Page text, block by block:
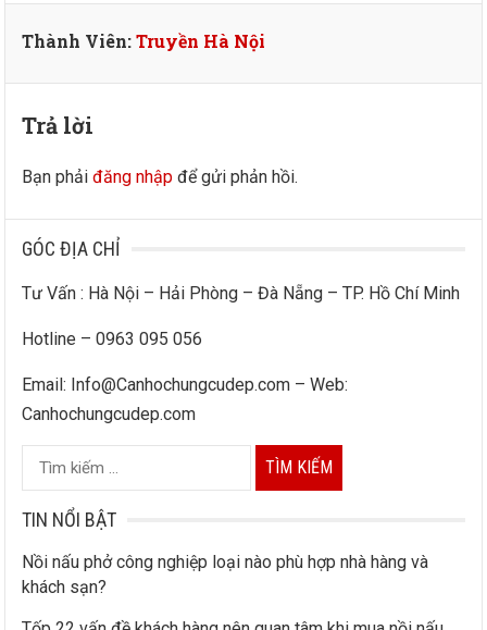
Thành Viên:Truyền Hà Nội
Trả lời
Bạn phảiđăng nhập để gửi phản hồi.
GÓC ĐỊA CHỈ
Tư Vấn : Hà Nội – Hải Phòng – Đà Nẵng – TP. Hồ Chí Minh
Hotline – 0963 095 056
Email: Info@Canhochungcudep.com – Web:
Canhochungcudep.com
ì
m
i
TIN NỔI BẬT
Nồi nấu phở công nghiệp loại nào phù hợp nhà hàng và
khách sạn?